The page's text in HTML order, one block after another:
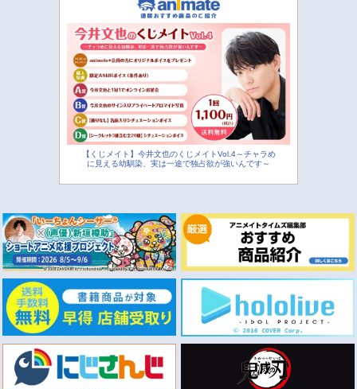
【くじメイト】今井文也のくじメイトVol.4～チャラめ
に見える幼馴染、実は一途で独占欲が強いんです～